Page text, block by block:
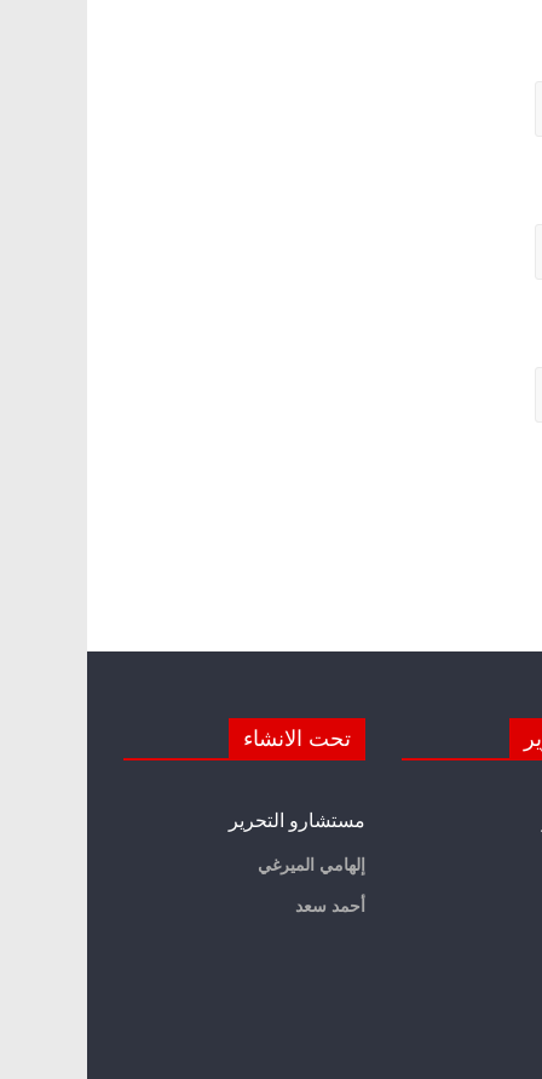
تحت الانشاء
مستشارو التحرير
إلهامي الميرغي
أحمد سعد